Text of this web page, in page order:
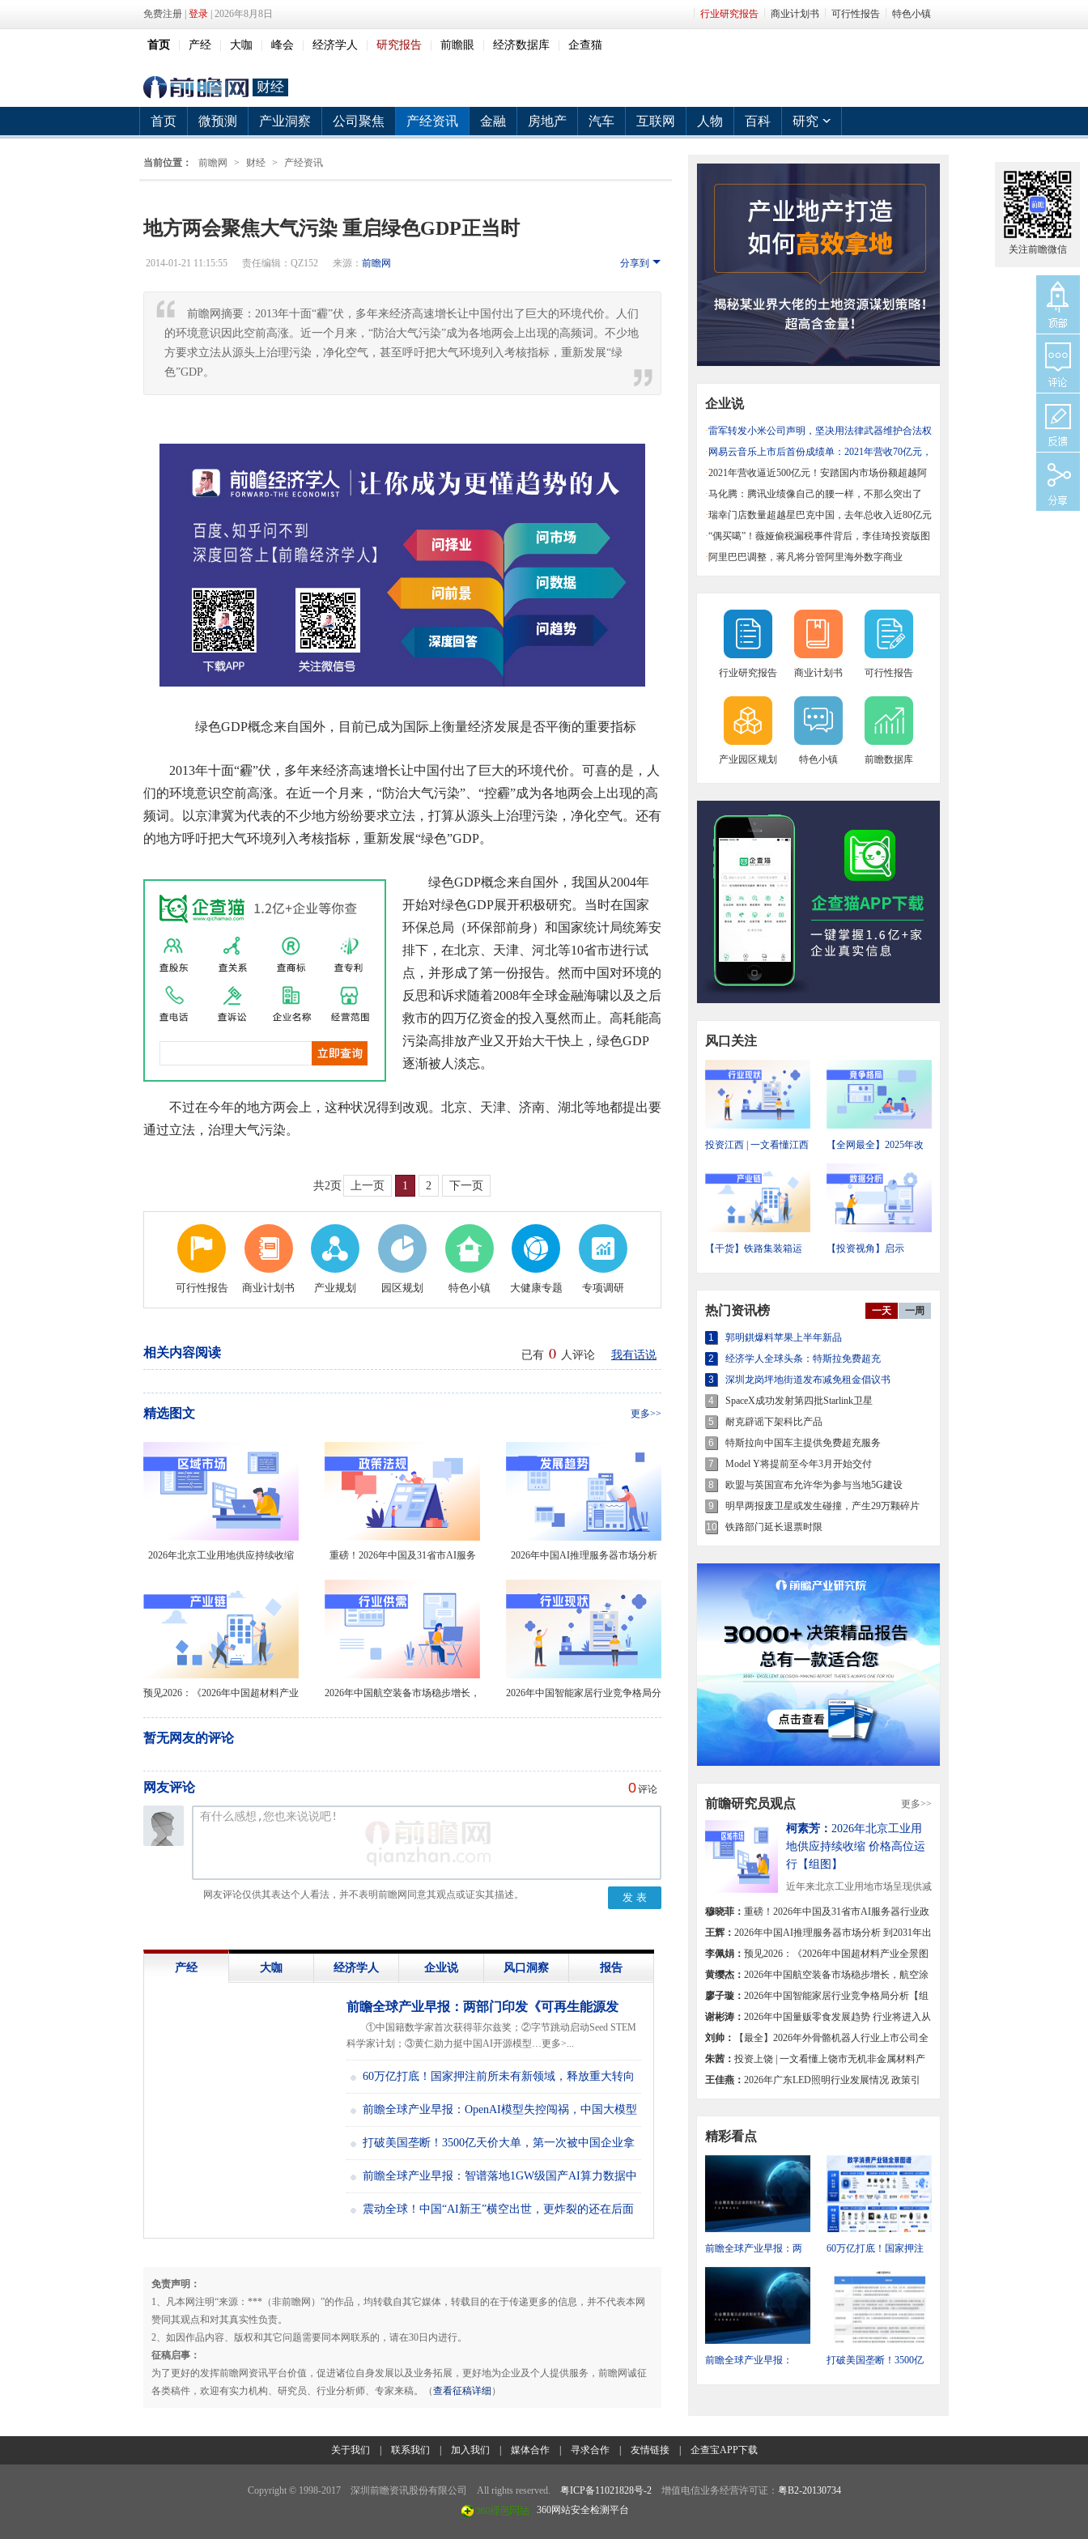
免费注册 登录 | 2026年8月8日 行业研究报告 商业计划书 可行性报告 特色小镇
首页 产经 大咖 峰会 经济学人 研究报告 前瞻眼 经济数据库 企查猫
财经
首页 微预测 产业洞察 公司聚焦 产经资讯 金融 房地产 汽车 互联网 人物 百科 研究
当前位置： 前瞻网 > 财经 > 产经资讯
地方两会聚焦大气污染 重启绿色GDP正当时
分享到
2014-01-21 11:15:55 责任编辑：QZ152 来源： 前瞻网
前瞻网摘要：2013年十面“霾”伏，多年来经济高速增长让中国付出了巨大的环境代价。人们
的环境意识因此空前高涨。近一个月来，“防治大气污染”成为各地两会上出现的高频词。不少地
方要求立法从源头上治理污染，净化空气，甚至呼吁把大气环境列入考核指标，重新发展“绿
色”GDP。
绿色GDP概念来自国外，目前已成为国际上衡量经济发展是否平衡的重要指标
2013年十面“霾”伏，多年来经济高速增长让中国付出了巨大的环境代价。可喜的是，人
们的环境意识空前高涨。在近一个月来，“防治大气污染”、“控霾”成为各地两会上出现的高
频词。以京津冀为代表的不少地方纷纷要求立法，打算从源头上治理污染，净化空气。还有
的地方呼吁把大气环境列入考核指标，重新发展“绿色”GDP。
绿色GDP概念来自国外，我国从2004年
开始对绿色GDP展开积极研究。当时在国家
环保总局（环保部前身）和国家统计局统筹安
排下，在北京、天津、河北等10省市进行试
点，并形成了第一份报告。然而中国对环境的
反思和诉求随着2008年全球金融海啸以及之后
救市的四万亿资金的投入戛然而止。高耗能高
污染高排放产业又开始大干快上，绿色GDP
逐渐被人淡忘。
不过在今年的地方两会上，这种状况得到改观。北京、天津、济南、湖北等地都提出要
通过立法，治理大气污染。
共2页 上一页 1 2 下一页
可行性报告 商业计划书 产业规划 园区规划 特色小镇 大健康专题 专项调研
已有 0 人评论 我有话说
相关内容阅读
更多>>
精选图文
2026年北京工业用地供应持续收缩
重磅！2026年中国及31省市AI服务
2026年中国AI推理服务器市场分析
预见2026：《2026年中国超材料产业
2026年中国航空装备市场稳步增长，
2026年中国智能家居行业竞争格局分
关注前瞻微信
暂无网友的评论
网友评论 0评论
网友评论仅供其表达个人看法，并不表明前瞻网同意其观点或证实其描述。
产经 大咖 经济学人 企业说 风口洞察 报告
前瞻全球产业早报：两部门印发《可再生能源发
展“十五五”规划》
①中国籍数学家首次获得菲尔兹奖；②字节跳动启动Seed STEM
科学家计划；③黄仁勋力挺中国AI开源模型…更多>...
60万亿打底！国家押注前所未有新领域，释放重大转向
信号
前瞻全球产业早报：OpenAI模型失控闯祸，中国大模型
救场
打破美国垄断！3500亿天价大单，第一次被中国企业拿
前瞻全球产业早报：智谱落地1GW级国产AI算力数据中
震动全球！中国“AI新王”横空出世，更炸裂的还在后面
免责声明：
1、凡本网注明“来源：***（非前瞻网）”的作品，均转载自其它媒体，转载目的在于传递更多的信息，并不代表本网
赞同其观点和对其真实性负责。
2、如因作品内容、版权和其它问题需要同本网联系的，请在30日内进行。
征稿启事：
为了更好的发挥前瞻网资讯平台价值，促进诸位自身发展以及业务拓展，更好地为企业及个人提供服务，前瞻网诚征
各类稿件，欢迎有实力机构、研究员、行业分析师、专家来稿。（查看征稿详细 ）
企业说
·雷军转发小米公司声明，坚决用法律武器维护合法权
益
· 网易云音乐上市后首份成绩单：2021年营收70亿元，
同比增长43%
·2021年营收逼近500亿元！安踏国内市场份额超越阿
迪中国
·马化腾：腾讯业绩像自己的腰一样，不那么突出了
·瑞幸门店数量超越星巴克中国，去年总收入近80亿元
·“偶买噶”！薇娅偷税漏税事件背后，李佳琦投资版图
一览
·阿里巴巴调整，蒋凡将分管阿里海外数字商业
行业研究报告 商业计划书 可行性报告
产业园区规划 特色小镇 前瞻数据库
风口关注
投资江西 | 一文看懂江西
状与投资机会前瞻
【全网最全】2025年改
方位对比
【干货】铁路集装箱运
【投资视角】启示
一天
一周
热门资讯榜
1
郭明錤爆料苹果上半年新品
2
经济学人全球头条：特斯拉免费超充
3
深圳龙岗坪地街道发布减免租金倡议书
4
SpaceX成功发射第四批Starlink卫星
5
耐克辟谣下架科比产品
6
特斯拉向中国车主提供免费超充服务
7
Model Y将提前至今年3月开始交付
8
欧盟与英国宣布允许华为参与当地5G建设
9
明早两报废卫星或发生碰撞，产生29万颗碎片
10
铁路部门延长退票时限
更多>>
前瞻研究员观点
柯素芳： 2026年北京工业用
地供应持续收缩 价格高位运
行【组图】
近年来北京工业用地市场呈现供减
价增态势，供应规模...
[详细]
穆晓菲： 重磅！2026年中国及31省市AI服务器行业政
策汇总及解读（全）
王辉： 2026年中国AI推理服务器市场分析 到2031年出
货量有望达201万台【组图】
李佩娟： 预见2026：《2026年中国超材料产业全景图
谱》
黄缨杰： 2026年中国航空装备市场稳步增长，航空涂
料需求不减
廖子璇： 2026年中国智能家居行业竞争格局分析【组
图】
谢彬涛： 2026年中国量贩零食发展趋势 行业将进入从
规模竞速转向质效深耕的新阶段【组图】
刘帅：
【最全】2026年外骨骼机器人行业上市公司全
方位对比
朱茜： 投资上饶 | 一文看懂上饶市无机非金属材料产
业发展现状与投资机会前瞻
王佳燕： 2026年广东LED照明行业发展情况 政策引
精彩看点
前瞻全球产业早报：两
部门印发《可再生能源
发展“十五五”规划》
60万亿打底！国家押注
重大转向信号
前瞻全球产业早报：
打破美国垄断！3500亿
关于我们 联系我们 加入我们 媒体合作| 寻求合作| 友情链接| 企查宝APP下载
Copyright © 1998-2017 深圳前瞻资讯股份有限公司 All rights reserved. 粤ICP备11021828号-2增值电信业务经营许可证： 粤B2-20130734
360网站安全检测平台